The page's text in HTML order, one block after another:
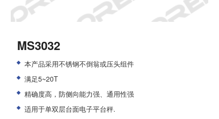
MS3032
本产品采用不锈钢不倒翁或压头组件
满足5~20T
精确度高，防侧向能力强、通用性强
适用于单双层台面电子平台秤.